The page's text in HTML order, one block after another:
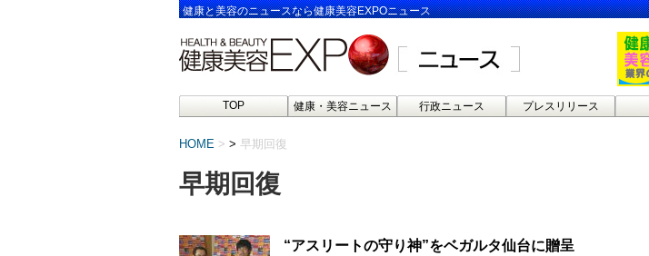
健康と美容のニュースなら健康美容EXPOニュース
TOP 健康・美容ニュース 行政ニュース プレスリリース
HOME > 早期回復
早期回復
“アスリートの守り神”をベガルタ仙台に贈呈